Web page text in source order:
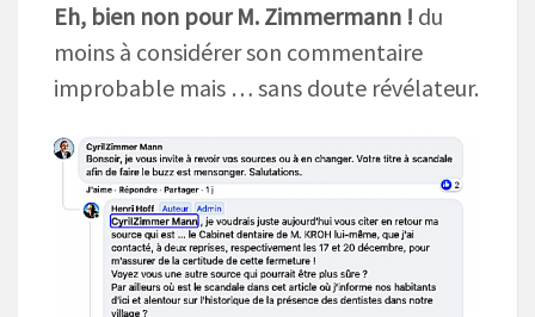
Eh, bien non pour M. Zimmermann ! du
moins à considérer son commentaire
improbable mais … sans doute révélateur.